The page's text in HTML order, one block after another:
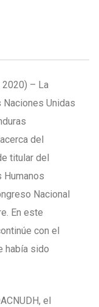
2020) – La
Unidas
del
titular del
Humanos
Nacional
En este
con el
había sido
el